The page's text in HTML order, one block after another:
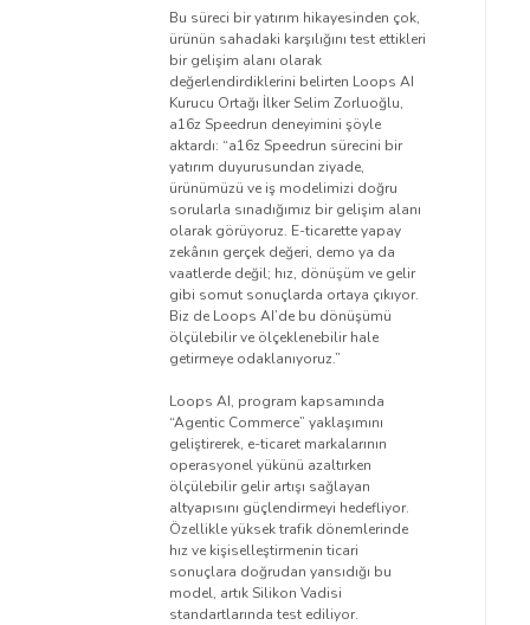
Bu süreci bir yatırım hikayesinden çok,
ürünün sahadaki karşılığını test ettikleri
bir gelişim alanı olarak
değerlendirdiklerini belirten Loops AI
Kurucu Ortağı İlker Selim Zorluoğlu,
a16z Speedrun deneyimini şöyle
aktardı: “a16z Speedrun sürecini bir
yatırım duyurusundan ziyade,
ürünümüzü ve iş modelimizi doğru
sorularla sınadığımız bir gelişim alanı
olarak görüyoruz. E-ticarette yapay
zekânın gerçek değeri, demo ya da
vaatlerde değil; hız, dönüşüm ve gelir
gibi somut sonuçlarda ortaya çıkıyor.
Biz de Loops AI’de bu dönüşümü
ölçülebilir ve ölçeklenebilir hale
getirmeye odaklanıyoruz.”
Loops AI, program kapsamında
“Agentic Commerce” yaklaşımını
geliştirerek, e-ticaret markalarının
operasyonel yükünü azaltırken
ölçülebilir gelir artışı sağlayan
altyapısını güçlendirmeyi hedefliyor.
Özellikle yüksek trafik dönemlerinde
hız ve kişiselleştirmenin ticari
sonuçlara doğrudan yansıdığı bu
model, artık Silikon Vadisi
standartlarında test ediliyor.